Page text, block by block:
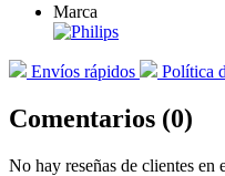
Marca
Envíos rápidos Política
Comentarios (0)
No hay reseñas de clientes en